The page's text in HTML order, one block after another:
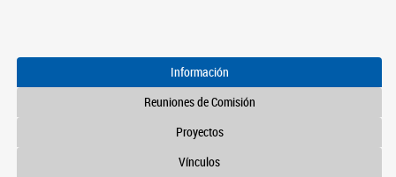
Información
Reuniones de Comisión
Proyectos
Vínculos